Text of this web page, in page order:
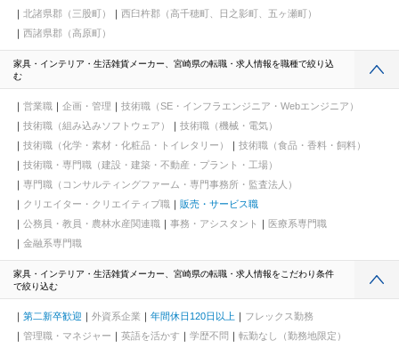
北諸県郡（三股町）
西臼杵郡（高千穂町、日之影町、五ヶ瀬町）
西諸県郡（高原町）
家具・インテリア・生活雑貨メーカー、宮崎県の転職・求人情報を職種で絞り込
む
営業職 企画・管理
技術職（SE・インフラエンジニア・Webエンジニア）
技術職（組み込みソフトウェア）
技術職（機械・電気）
技術職（化学・素材・化粧品・トイレタリー）
技術職（食品・香料・飼料）
技術職・専門職（建設・建築・不動産・プラント・工場）
専門職（コンサルティングファーム・専門事務所・監査法人）
クリエイター・クリエイティブ職
販売・サービス職
公務員・教員・農林水産関連職
事務・アシスタント
医療系専門職
金融系専門職
家具・インテリア・生活雑貨メーカー、宮崎県の転職・求人情報をこだわり条件
で絞り込む
第二新卒歓迎 外資系企業 年間休日120日以上
フレックス勤務
管理職・マネジャー
英語を活かす 学歴不問
転勤なし（勤務地限定）